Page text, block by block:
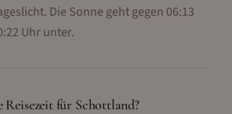
Die Sonne geht gegen 06:13
Uhr unter.
für Schottland?